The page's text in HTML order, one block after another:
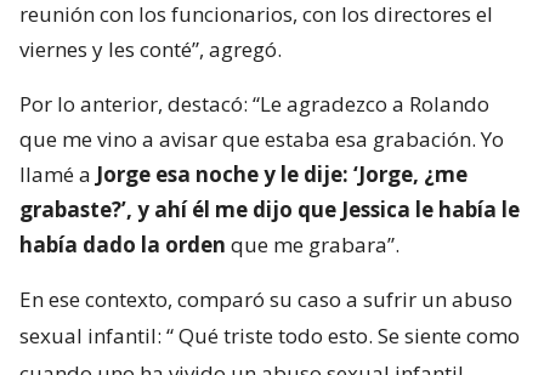
reunión con los funcionarios, con los directores el
viernes y les conté”, agregó.
Por lo anterior, destacó: “Le agradezco a Rolando
que me vino a avisar que estaba esa grabación. Yo
llamé a Jorge esa noche y le dije: ‘Jorge, ¿me
grabaste?’, y ahí él me dijo que Jessica le había le
había dado la orden que me grabara”.
En ese contexto, comparó su caso a sufrir un abuso
sexual infantil: “Qué triste todo esto. Se siente como